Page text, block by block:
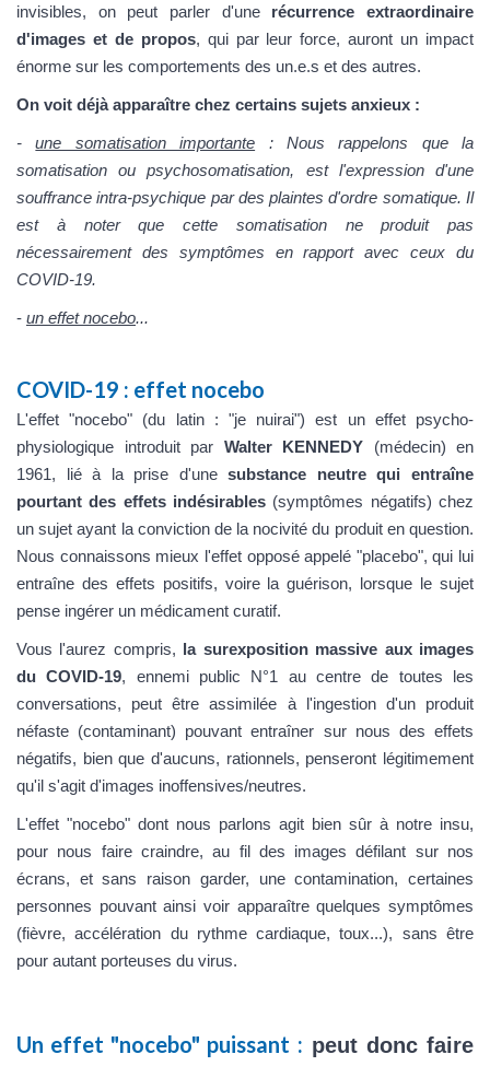
invisibles, on peut parler d'une récurrence extraordinaire
d'images et de propos, qui par leur force, auront un impact
énorme sur les comportements des un.e.s et des autres.
On voit déjà apparaître chez certains sujets anxieux :
-une somatisation importante : Nous rappelons que la
somatisation ou psychosomatisation, est l'expression d'une
souffrance intra-psychique par des plaintes d'ordre somatique. Il
est à noter que cette somatisation ne produit pas
nécessairement des symptômes en rapport avec ceux du
COVID-19.
- un effet nocebo...
COVID-19 : effet nocebo
L'effet "nocebo" (du latin : "je nuirai") est un effet psycho-
physiologique introduit par Walter KENNEDY (médecin) en
1961, lié à la prise d'unesubstance neutre qui entraîne
pourtant des effets indésirables (symptômes négatifs) chez
un sujet ayant la conviction de la nocivité du produit en question.
Nous connaissons mieux l'effet opposé appelé "placebo", qui lui
entraîne des effets positifs, voire la guérison, lorsque le sujet
pense ingérer un médicament curatif.
Vous l'aurez compris, la surexposition massive aux images
du COVID-19, ennemi public N°1 au centre de toutes les
conversations, peut être assimilée à l'ingestion d'un produit
néfaste (contaminant) pouvant entraîner sur nous des effets
négatifs, bien que d'aucuns, rationnels, penseront légitimement
qu'il s'agit d'images inoffensives/neutres.
L'effet "nocebo" dont nous parlons agit bien sûr à notre insu,
pour nous faire craindre, au fil des images défilant sur nos
écrans, et sans raison garder, une contamination, certaines
personnes pouvant ainsi voir apparaître quelques symptômes
(fièvre, accélération du rythme cardiaque, toux...), sans être
pour autant porteuses du virus.
Un effet "nocebo" puissant : peut donc faire